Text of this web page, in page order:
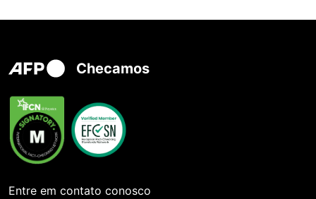
Checamos
Entre em contato conosco